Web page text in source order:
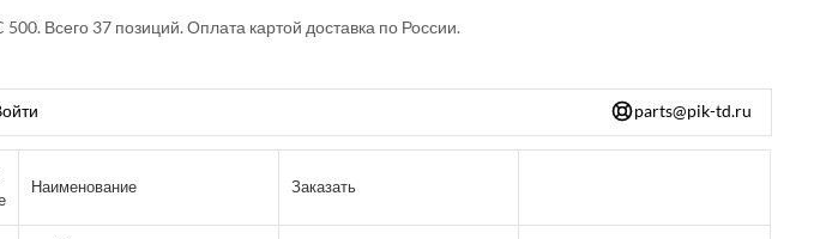
Всего 37 позиций. Оплата картой доставка по России.
parts@pik-td.ru
Наименование Заказать